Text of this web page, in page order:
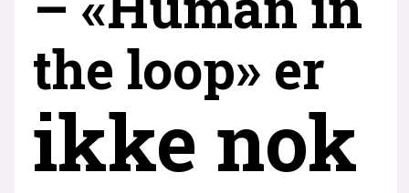
the loop» er
ikke nok